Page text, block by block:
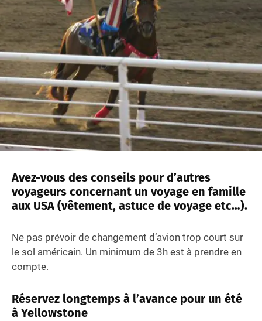
Avez-vous des conseils pour d’autres
voyageurs concernant un voyage en famille
aux USA (vêtement, astuce de voyage etc…).
Ne pas prévoir de changement d’avion trop court sur
le sol américain. Un minimum de 3h est à prendre en
compte.
Réservez longtemps à l’avance pour un été
à Yellowstone